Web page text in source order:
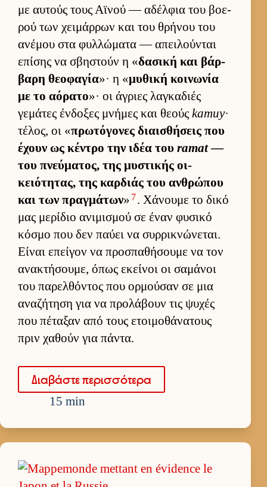
με αυ­τούς τους Αϊνού — αδέλ­φια του βοε­
ρού των χει­μάρ­ρων και του θρήνου του
ανέμου στα φυλ­λώματα — απει­λού­νται
επίσης να σβηστούν η «δασική και βάρ­
βαρη θεοφαγία»· η «μυθική κοι­νωνία
με το αόρατο»· οι άγριες λαγκαδιές
γεμάτες έν­δοξες μνήμες και θεούς kamuy·
τέλος, οι «πρωτόγονες διαι­σθήσεις που
έχουν ως κέντρο την ιδέα του ramat—
του πνεύ­ματος, της μυστικής οι­
κειότητας, της καρ­διάς του αν­θρώπου
και των πραγ­μάτων» 7. Χάνουμε το δικό
μας μερίδιο ανιμισμού σε έναν φυσικό
κόσμο που δεν παύει να συρ­ρικνώνεται.
Εί­ναι επεί­γον να προσπαθήσουμε να τον
ανακτήσου­με, όπως εκεί­νοι οι σαμάνοι
του παρελ­θόντος που ορ­μού­σαν σε μια
αναζήτηση για να προλάβουν τις ψυχές
που πέταξαν από τους ετοι­μοθάνατους
πριν χαθούν για πάντα.
Δια­βάστε περισ­σότερα
15 min